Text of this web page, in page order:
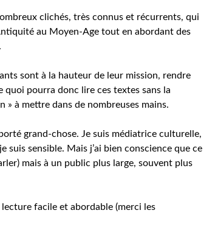
clichés, très connus et récurrents, qui
au Moyen-Age tout en abordant des
sont à la hauteur de leur mission, rendre
quoi pourra donc lire ces textes sans la
» à mettre dans de nombreuses mains.
grand-chose. Je suis médiatrice culturelle,
suis sensible. Mais j’ai bien conscience que ce
mais à un public plus large, souvent plus
facile et abordable (merci les